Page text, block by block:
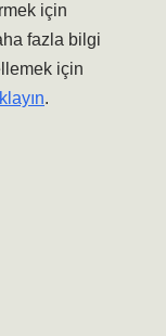
için
fazla bilgi
için
.